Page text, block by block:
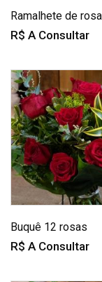
Ramalhete de
R$ A Consultar
Buquê 12 rosas
R$ A Consultar